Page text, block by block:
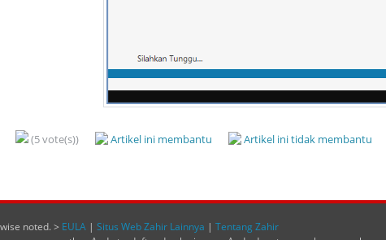
(5 vote(s)) Artikel ini membantu Artikel ini tidak membantu
noted. > EULA | Situs Web Zahir Lainnya | Tentang Zahir